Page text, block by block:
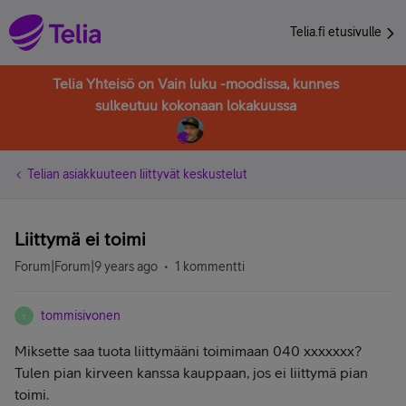
Telia.fi etusivulle
Telia Yhteisö on Vain luku -moodissa, kunnes
sulkeutuu kokonaan lokakuussa
Telian asiakkuuteen liittyvät keskustelut
Liittymä ei toimi
Forum|Forum|9 years ago 1 kommentti
T tommisivonen
Miksette saa tuota liittymääni toimimaan 040 xxxxxxx?
Tulen pian kirveen kanssa kauppaan, jos ei liittymä pian
toimi.